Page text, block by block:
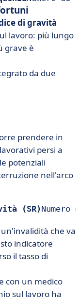
di gravità
lavoro: più lungo
grave è
da due
prendere in
persi a
potenziali
nell'arco
(SR)
che va
indicatore
il tasso di
con un medico
sul lavoro ha